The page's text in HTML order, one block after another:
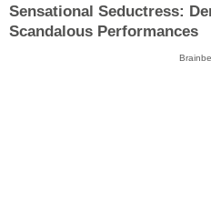
Sensational Seductress:
Scandalous Performances